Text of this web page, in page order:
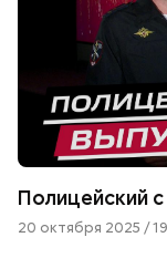
Полицейский
20 октября 2025 /